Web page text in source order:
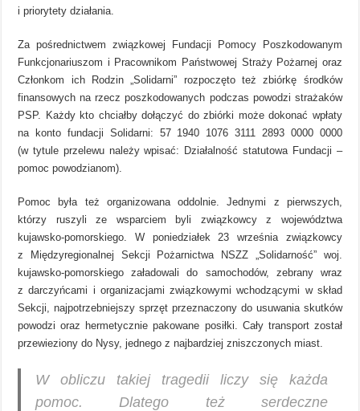
i priorytety działania.
Za pośrednictwem związkowej Fundacji Pomocy Poszkodowanym
Funkcjonariuszom i Pracownikom Państwowej Straży Pożarnej oraz
Członkom ich Rodzin „Solidarni” rozpoczęto też zbiórkę środków
finansowych na rzecz poszkodowanych podczas powodzi strażaków
PSP. Każdy kto chciałby dołączyć do zbiórki może dokonać wpłaty
na konto fundacji Solidarni: 57 1940 1076 3111 2893 0000 0000
(w tytule przelewu należy wpisać: Działalność statutowa Fundacji –
pomoc powodzianom).
Pomoc była też organizowana oddolnie. Jednymi z pierwszych,
którzy ruszyli ze wsparciem byli związkowcy z województwa
kujawsko-pomorskiego. W poniedziałek 23 września związkowcy
z Międzyregionalnej Sekcji Pożarnictwa NSZZ „Solidarność” woj.
kujawsko-pomorskiego załadowali do samochodów, zebrany wraz
z darczyńcami i organizacjami związkowymi wchodzącymi w skład
Sekcji, najpotrzebniejszy sprzęt przeznaczony do usuwania skutków
powodzi oraz hermetycznie pakowane posiłki. Cały transport został
przewieziony do Nysy, jednego z najbardziej zniszczonych miast.
W obliczu takiej tragedii liczy się każda
pomoc. Dlatego też serdeczne